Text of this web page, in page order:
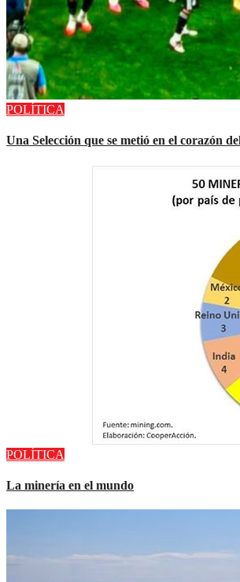
POLÍTICA
Una Selección que se metió en el corazón
POLÍTICA
La minería en el mundo